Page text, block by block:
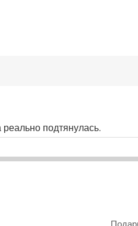
подтянулась.